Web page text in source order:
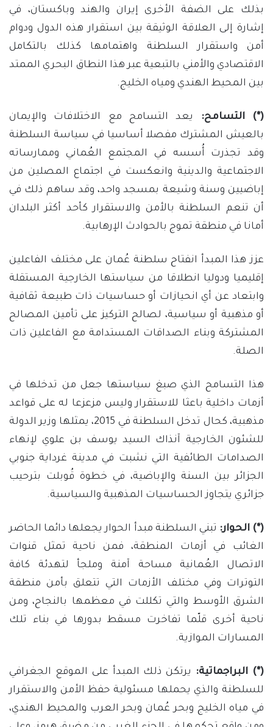
بذلك على الضفة الأخرى إيران والهند وباكستان، في
إشارة إلى العلاقة الوثيقة بين استقرار هذه الدول ودوام
أمن واستقرار السلطنة واهتمامها كذلك بالتكامل
الاقتصادي والأمني بالتبعية عبر هذا النطاق البحري الممتد
بين المحيط الهندي ومياه الخليج.
(*) التسامح:
يعد التسامح مع الاختلافات والإيمان
بالعيش المشترك مفصلا أساسيا في سياسة السلطنة
وقد تجذرت أُسسه في المجتمع العُماني وممارساته
الاجتماعية والدينية وانعكست في اجتماع المصلين من
إباضيين وسنة وشيعة بمسجد واحد، وقد ساهم ذلك في
أن تنعم السلطنة بالأمن والاستقرار كأحد أكثر البلدان
أمانا في منطقة تموج بالحوادث الإرهابية.
عزز هذا المبدأ انفتاح سلطنة عُمان على مختلف الفاعلين
إقليميا ودوليا انطلاقا من سياستها الخارجية المستقلة
وابتعاد عن أي انحيازات أو حساسيات ذات طبيعة ثقافية
أو مذهبية أو سياسية، لصالح التركيز على تأمين المصالح
المشتركة وبناء الصداقات المستدامة مع الفاعلين ذات
الصلة.
هذا التسامح الذي صبغ سياستها جعل من تدخلها في
أزمات داخلية باعثا للاستقرار وليس مزعزعا له على قواعد
مذهبية، كحال تدخل السلطنة في 2015، يمثلها وزير الدولة
للشئون الخارجية آنذاك السيد يوسف بن علوي لإنهاء
الصدامات الطائفية التي نشبت في مدينة غرداية جنوبي
الجزائر بين السنة والإباضية، في خطوة قُوبلت بترحيب
جزائري يتجاوز الحساسيات المذهبية والسياسية.
(*) الحوار: تبني السلطنة مبدأ الحوار يجعلها دائما الحاضر
الغائب في أزمات المنطقة، فمن ناحية تمثل قنوات
الاتصال العُمانية مساحة آمنة وملجأ لتهدئة كافة
التوترات وفي مختلف الأزمات التي تتعلق بأمن منطقة
الشرق الأوسط والتي تكللت في معظمها بالنجاح، ومن
ناحية أخرى قلّما تفاخرت مسقط بدورها في بناء تلك
المسارات الموازية.
(*) البراجماتية:
يرتكن ذلك المبدأ على الموقع الجغرافي
للسلطنة والذي يحملها مسئولية حفظ الأمن والاستقرار
في مياه الخليج وبحر عُمان وبحر العرب والمحيط الهندي،